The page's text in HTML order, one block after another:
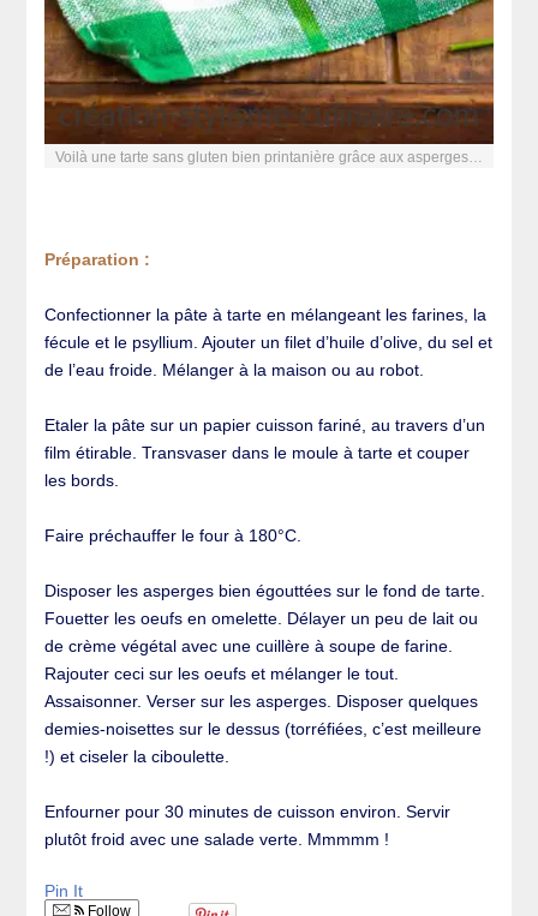
Voilà une tarte sans gluten bien printanière grâce aux asperges…
Préparation :
Confectionner la pâte à tarte en mélangeant les farines, la
fécule et le psyllium. Ajouter un filet d’huile d’olive, du sel et
de l’eau froide. Mélanger à la maison ou au robot.
Etaler la pâte sur un papier cuisson fariné, au travers d’un
film étirable. Transvaser dans le moule à tarte et couper
les bords.
Faire préchauffer le four à 180°C.
Disposer les asperges bien égouttées sur le fond de tarte.
Fouetter les oeufs en omelette. Délayer un peu de lait ou
de crème végétal avec une cuillère à soupe de farine.
Rajouter ceci sur les oeufs et mélanger le tout.
Assaisonner. Verser sur les asperges. Disposer quelques
demies-noisettes sur le dessus (torréfiées, c’est meilleure
!) et ciseler la ciboulette.
Enfourner pour 30 minutes de cuisson environ. Servir
plutôt froid avec une salade verte. Mmmmm !
Pin It
Follow